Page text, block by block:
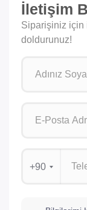
İletişim
Siparişiniz için
doldurunuz!
+90